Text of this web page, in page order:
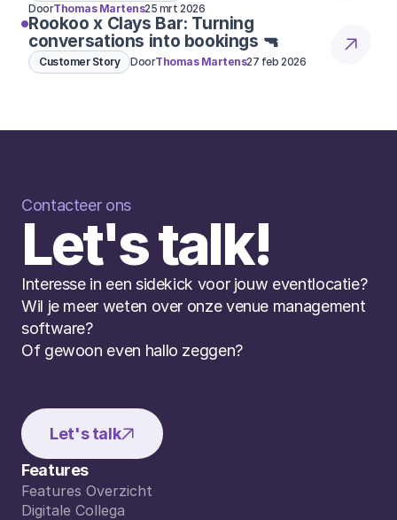
DoorThomas Martens25 mrt 2026
Rookoo x Clays Bar: Turning
conversations into bookings 🔫
Customer Story DoorThomas Martens27 feb 2026
Contacteer ons
Let's talk!
Interesse in een sidekick voor jouw eventlocatie?
Wil je meer weten over onze venue management
software?
Of gewoon even hallo zeggen?
Let's talk
Features
Features Overzicht
Features Overzicht
Digitale Collega